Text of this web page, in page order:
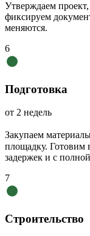
Утверждаем
фиксируем
меняются.
6
Подготовка
от 2 недель
Закупаем
площадку. Готовим
задержек и с
7
Строительство